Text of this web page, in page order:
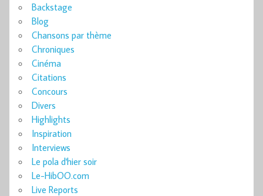
Backstage
Blog
Chansons par thème
Chroniques
Cinéma
Citations
Concours
Divers
Highlights
Inspiration
Interviews
Le pola d'hier soir
Le-HibOO.com
Live Reports